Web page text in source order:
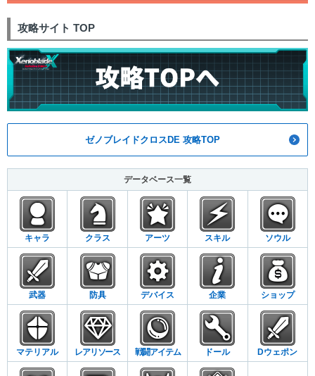
攻略サイト TOP
ゼノブレイドクロスDE 攻略TOP
データベース一覧
キャラ クラス アーツ スキル ソウル
武器 防具 デバイス 企業 ショップ
マテリアル レアリソース 戦闘アイテム ドール Dウェポン